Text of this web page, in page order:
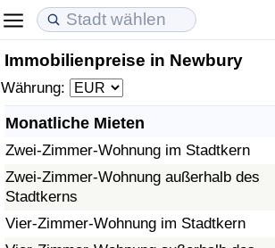
Immobilienpreise in Newbury
Währung:
Monatliche Mieten
Zwei-Zimmer-Wohnung im Stadtkern
Zwei-Zimmer-Wohnung außerhalb des
Stadtkerns
Vier-Zimmer-Wohnung im Stadtkern
Lebenshaltungskosten
Lebenshaltungskosten-Index (aktuell)
Lebenshaltungskosten-Index
Lebenshaltungskosten-Index nach Land
Immobilienpreise
Immobilienpreis-Index (aktuell)
Immobilienpreis-Index
Immobilienpreis-Index nach Land
Lebensqualität
Lebensqualität-Index
Lebensqualität-Index (aktuell)
Lebensqualitätsindex nach Land